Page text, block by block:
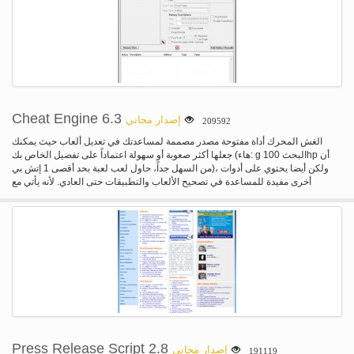
الإضافية التي تريد فعلا ومعتادا من متصفحات الكروم القائم. تساعد ميزات الأمان آمنة
التصفح الشعلة في "المستعرض" يمكنك تصفح الويب، والقيام بأنشطة وسائل الإعلام
الخاصة بك بطريقة آمنة ومأمونة. تم تصميم ميزات السلامة لدينا لتعزيز حماية الخاص بك
من الفيروسات والبرامج الضارة، والخداع ومواقع ويب الضارة. وقد جميع "الشعلة واحد
في" المتصفح المدمج في وسائل الإعلام من الميزات التي تمكنك من البحث وتنزيل،
المستعرض الأدوات المتكاملة، كل ما تحتاجه نقرة بعيداً حتى لا تضطر إلى استخدام أو
Cheat Engine 6.3 إصدار مجاني 209592
الغش المحرك أداة مفتوحة مصدر مصممة لمساعدتك في تعديل ألعاب حيث يمكنك
جعلها أكثر صعوبة أو سهولة اعتماداً على تفضيل الخاص بك (هاء: g البحث 100hp أن
من السهل جداً، حاول لعب لعبة بحد أقصى 1 إتش بي)، ولكن أيضا يحتوي على أدوات
أخرى مفيدة للمساعدة في تصحيح الألعاب والتطبيقات حتى العادي. لأنه يأتي مع
وتسمح لك لتغييرها، لكنه يأتي أيضا مع مصحح، المجمع، المجمع، speedhack، صانع
من المستحسن أن تذهب من خلال البرنامج التعليمي (يأتي مع "محرك الغش"، يمكنك
أساسي للاستخدام "محرك الغش". فإنه يبحث عن قيم الإدخال من قبل المستخدم مع
طائفة واسعة من الخيارات مثل "القيمة الأولية غير معروف" و "انخفضت قيمة" بالأشعة.
الغش المحرك يمكن أيضا إنشاء مستقل المدربين التي تعمل على بهم دون الغش
المحرك. الغش محرك يمكن أيضا عرض الذاكرة تم تفكيكه مشابهاً لعملية وإجراء
تعديلات لمنح مزايا المستخدم مثل لانهائي الصحة أو الوقت أو الذخيرة. كما أن لديها
التصغير في الخارج، ومع بعض التكوين المتقدم يسمح "محرك الغش" لتحريك الماوس
Press Release Script 2.8 إصدار مجاني 191119